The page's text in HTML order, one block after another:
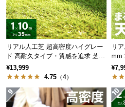
お
客
様
ポ
水はけのよい平織り構造
シートは透水性の高い平織り
ても水がたまる心配はありま
リアル人工芝 超高密度ハイグレー
ド 高耐久タイプ・質感を追求 芝丈
35mm 1×10m
¥13,999
4.75 （4）
リ
mm
求・